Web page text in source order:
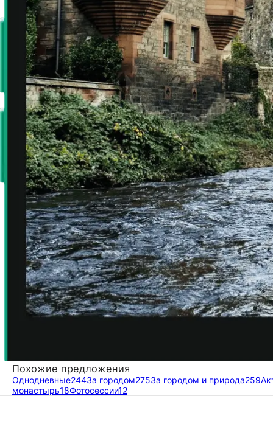
Похожие предложения
Однодневные244За городом275За городом и природа259
монастырь18Фотосессии12